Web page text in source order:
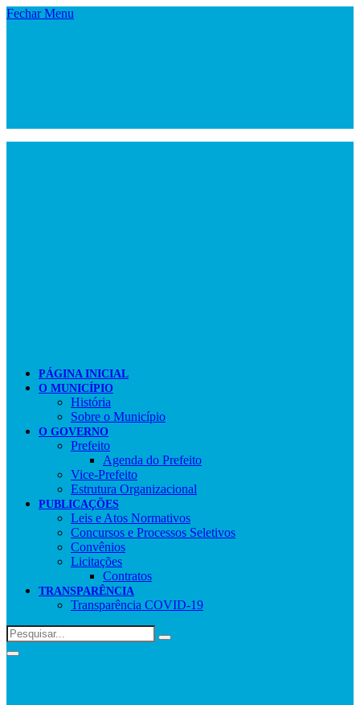
Fechar Menu
PÁGINA INICIAL
O MUNICÍPIO
História
Sobre o Município
O GOVERNO
Prefeito
Agenda do Prefeito
Vice-Prefeito
Estrutura Organizacional
PUBLICAÇÕES
Leis e Atos Normativos
Concursos e Processos Seletivos
Convênios
Licitações
Contratos
TRANSPARÊNCIA
Transparência COVID-19